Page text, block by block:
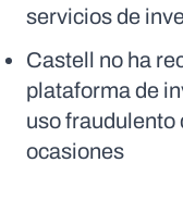
servicios de
Castell no ha
plataforma de
uso fraudulento
ocasiones